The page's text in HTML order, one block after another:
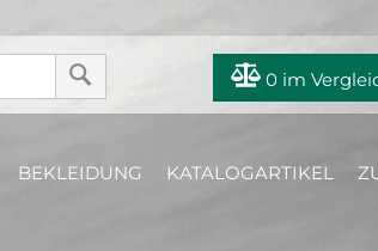
0 im
BEKLEIDUNG KATALOGARTIKEL